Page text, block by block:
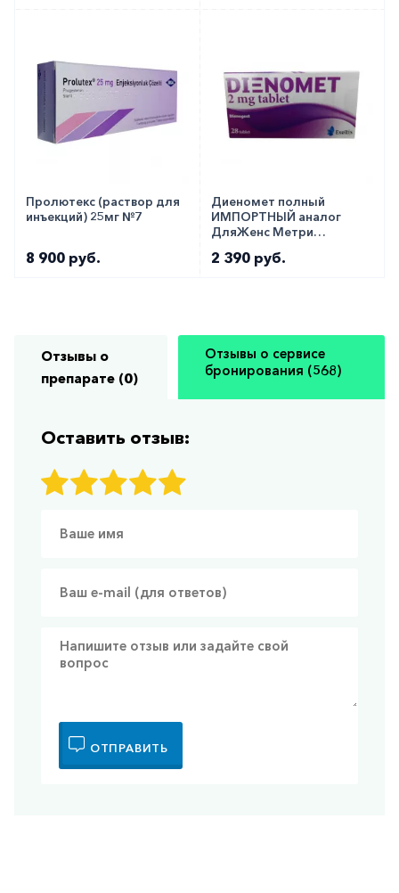
Пролютекс (раствор для
инъекций) 25мг №7
8 900 руб.
Диеномет полный
ИМПОРТНЫЙ аналог
ДляЖенс Метри
2 390 руб.
Отзывы о
препарате (0)
Отзывы о сервисе
бронирования (568)
Оставить отзыв:
ОТПРАВИТЬ